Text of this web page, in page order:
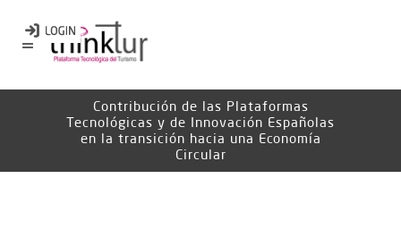
Contribución de las Plataformas
Tecnológicas y de Innovación Españolas
en la transición hacia una Economía
Circular